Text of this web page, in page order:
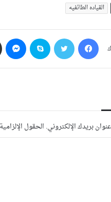
القیاده الطائفیه
فيسبوك سكايب
بريدك الإلكتروني. الحقول